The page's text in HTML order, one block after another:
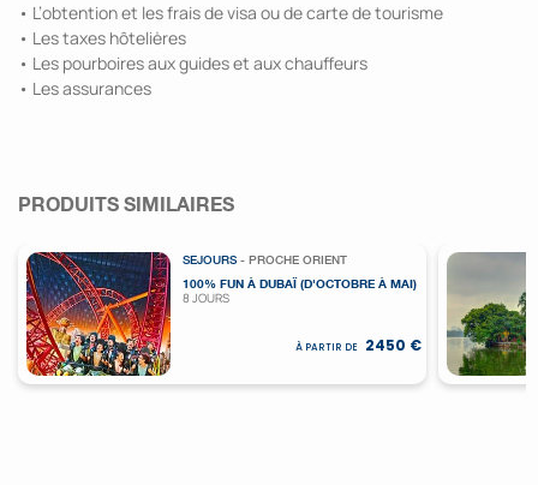
• L’obtention et les frais de visa ou de carte de tourisme
• Les taxes hôtelières
• Les pourboires aux guides et aux chauffeurs
• Les assurances
PRODUITS SIMILAIRES
SEJOURS - PROCHE ORIENT
100% FUN À DUBAÏ (D'OCTOBRE À MAI)
8 JOURS
À PARTIR DE 2450 €